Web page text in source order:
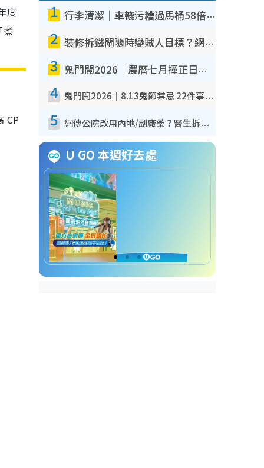
度
煮
CP
1 行李清潔｜車轆污糟過馬桶58倍！專家警告忌用酒精抹 教1招免污手除菌
2 裝修拆鐵閘隨時變賊人目標？網民揭2大關鍵用途：裝新式等於白裝？附新舊鐵閘分別
3 鬼門開2026｜農曆七月撞正日全食特別邪？專家警告切忌做一事！揭4大禁忌+2招保平安
4 鬼門開2026｜8.13鬼節禁忌 22件事唔做得！燒肉、刺身要少食？半夜勿吹口哨/打呢個電話
5 網傳公院改用內地/副廠藥？醫生拆解正副廠分別 揭4類人換藥隨時出事
U GO 本週好去處